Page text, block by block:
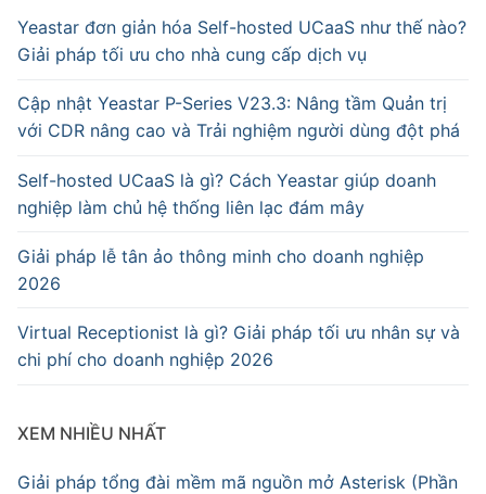
Yeastar đơn giản hóa Self-hosted UCaaS như thế nào?
Giải pháp tối ưu cho nhà cung cấp dịch vụ
Cập nhật Yeastar P-Series V23.3: Nâng tầm Quản trị
với CDR nâng cao và Trải nghiệm người dùng đột phá
Self-hosted UCaaS là gì? Cách Yeastar giúp doanh
nghiệp làm chủ hệ thống liên lạc đám mây
Giải pháp lễ tân ảo thông minh cho doanh nghiệp
2026
Virtual Receptionist là gì? Giải pháp tối ưu nhân sự và
chi phí cho doanh nghiệp 2026
XEM NHIỀU NHẤT
Giải pháp tổng đài mềm mã nguồn mở Asterisk (Phần